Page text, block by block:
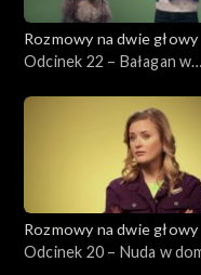
Rozmowy na dwie głowy
Odcinek 22 – Bałagan w
Rozmowy na dwie głowy
Odcinek 20 – Nuda w